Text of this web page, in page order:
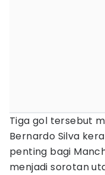
Tiga gol tersebut
Bernardo Silva
penting bagi
menjadi sorotan